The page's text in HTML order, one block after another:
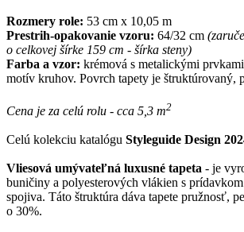
Rozmery role: 53 cm x 10,05 m
Prestrih-opakovanie vzoru: 64/32 cm
o celkovej šírke 159 cm - šírka steny)
Farba a vzor: krémová s metalickými
motív kruhov. Povrch tapety je štruktúrovaný,
Cena je za celú rolu - cca 5,3 m2
Celú kolekciu katalógu Styleguide Design
Vliesová umývateľná luxusné tapeta - je
buničiny a polyesterových vlákien s
spojiva. Táto štruktúra dáva tapete pružnosť,
o 30%.